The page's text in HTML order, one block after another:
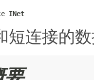
INet
短连接的